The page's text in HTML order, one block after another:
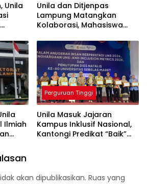
Unila
Unila dan Ditjenpas
Lampung Matangkan
Kolaborasi, Mahasiswa
Lapas
Ilmiah
Perguruan Tinggi
Unila Masuk Jajaran
Kampus Inklusif Nasional,
Kantongi Predikat “Baik”
akan dipublikasikan. Ruas yang